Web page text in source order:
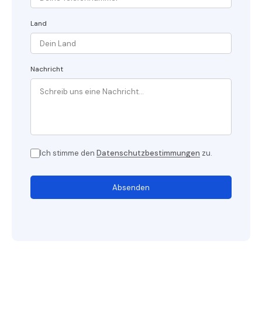
Land
Nachricht
Ich stimme den Datenschutzbestimmungen zu.
Absenden